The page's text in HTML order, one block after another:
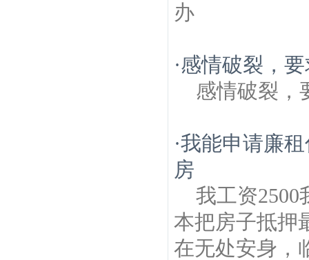
办
·感情破裂，
感情破裂，
·我能申请廉
房
我工资
本把房子抵押
在无处安身，